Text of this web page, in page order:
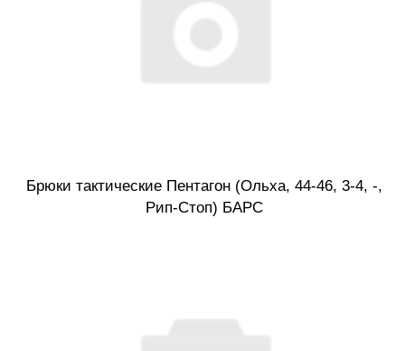
Брюки тактические Пентагон (Ольха, 44-46, 3-4, -,
Рип-Стоп) БАРС